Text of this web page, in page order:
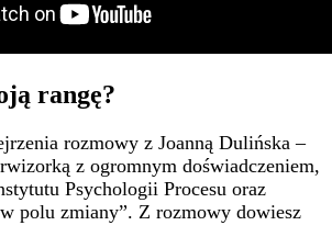
rangę?
rozmowy z Joanną Dulińska –
z ogromnym doświadczeniem,
Psychologii Procesu oraz
polu zmiany”. Z rozmowy dowiesz